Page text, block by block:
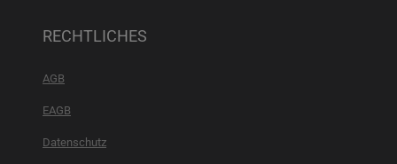
RECHTLICHES
AGB
EAGB
Datenschutz